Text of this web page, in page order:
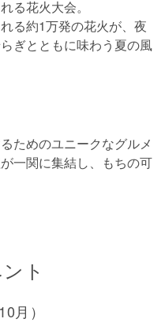
る花火大会。
る約1万発の花火が、夜
ぎとともに味わう夏の風
ためのユニークなグルメ
一関に集結し、もちの可
ト
月）